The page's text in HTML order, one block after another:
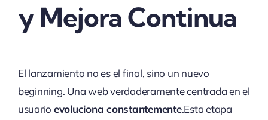
y Mejora Continua
El lanzamiento no es el final, sino un nuevo
beginning. Una web verdaderamente centrada en el
usuario evoluciona constantemente.Esta etapa